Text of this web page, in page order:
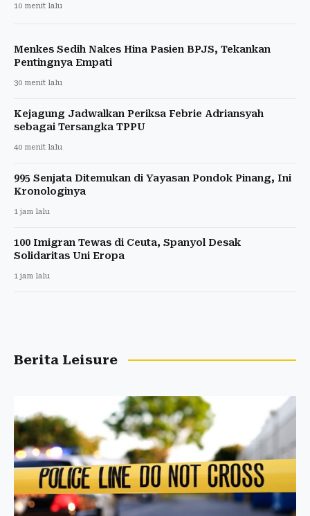
10 menit lalu
Menkes Sedih Nakes Hina Pasien BPJS, Tekankan
Pentingnya Empati
30 menit lalu
Kejagung Jadwalkan Periksa Febrie Adriansyah
sebagai Tersangka TPPU
40 menit lalu
995 Senjata Ditemukan di Yayasan Pondok Pinang, Ini
Kronologinya
1 jam lalu
100 Imigran Tewas di Ceuta, Spanyol Desak
Solidaritas Uni Eropa
1 jam lalu
Berita Leisure